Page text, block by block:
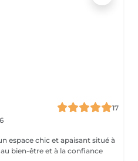
17
espace chic et apaisant situé à
bien-être et à la confiance